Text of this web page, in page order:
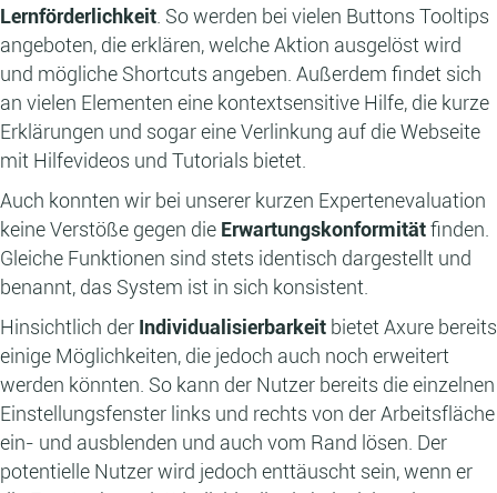
Lernförderlichkeit . So werden bei vielen Buttons Tooltips
angeboten, die erklären, welche Aktion ausgelöst wird
und mögliche Shortcuts angeben. Außerdem findet sich
an vielen Elementen eine kontextsensitive Hilfe, die kurze
Erklärungen und sogar eine Verlinkung auf die Webseite
mit Hilfevideos und Tutorials bietet.
Auch konnten wir bei unserer kurzen Expertenevaluation
keine Verstöße gegen die Erwartungskonformitätfinden.
Gleiche Funktionen sind stets identisch dargestellt und
benannt, das System ist in sich konsistent.
Hinsichtlich der Individualisierbarkeit bietet Axure bereits
einige Möglichkeiten, die jedoch auch noch erweitert
werden könnten. So kann der Nutzer bereits die einzelnen
Einstellungsfenster links und rechts von der Arbeitsfläche
ein- und ausblenden und auch vom Rand lösen. Der
potentielle Nutzer wird jedoch enttäuscht sein, wenn er